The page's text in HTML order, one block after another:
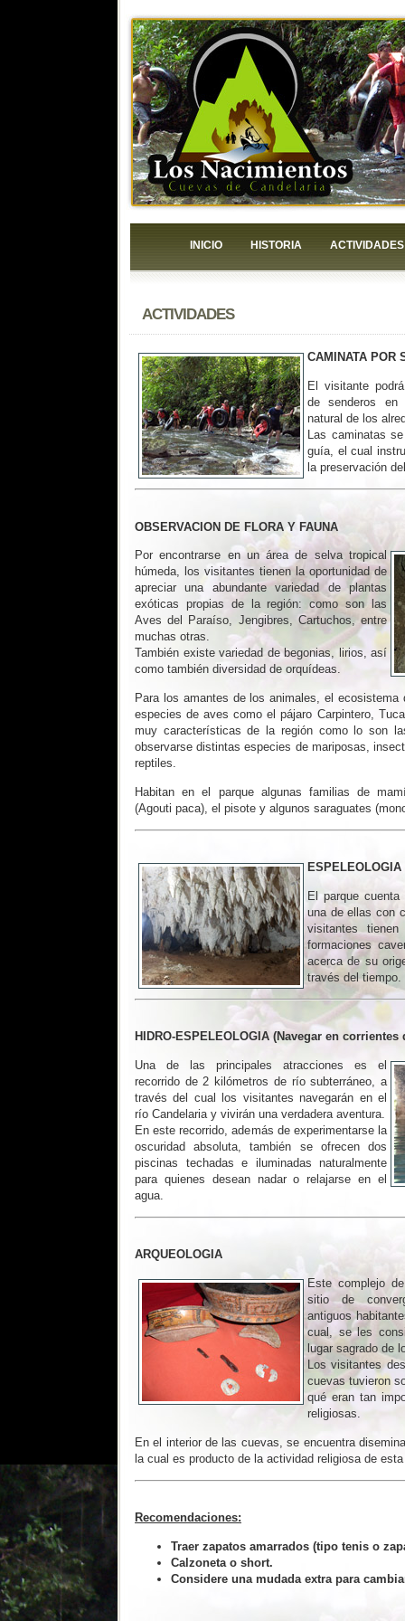
INICIO HISTORIA ACTIVIDADES
ACTIVIDADES
CAMINATA POR
El visitante
de senderos en
natural de los
Las caminatas
guía, el cual
la preservación
OBSERVACION DE FLORA Y FAUNA
Por encontrarse en un área de selva tropical
húmeda, los visitantes tienen la oportunidad de
apreciar una abundante variedad de plantas
exóticas propias de la región: como son las
Aves del Paraíso, Jengibres, Cartuchos, entre
muchas otras.
También existe variedad de begonias, lirios, así
como también diversidad de orquídeas.
Para los amantes de los animales, el ecosistema
especies de aves como el pájaro Carpintero,
muy características de la región como lo son
observarse distintas especies de mariposas,
reptiles.
Habitan en el parque algunas familias de
(Agouti paca), el pisote y algunos saraguates
El parque
una de ellas con
visitantes
formaciones
acerca de su
través del tiempo.
HIDRO-ESPELEOLOGIA (Navegar en
Una de las principales atracciones es el
recorrido de 2 kilómetros de río subterráneo, a
través del cual los visitantes navegarán en el
río Candelaria y vivirán una verdadera aventura.
En este recorrido, además de experimentarse la
oscuridad absoluta, también se ofrecen dos
piscinas techadas e iluminadas naturalmente
para quienes desean nadar o relajarse en el
agua.
ARQUEOLOGIA
Este complejo
sitio de
antiguos
cual, se les
lugar sagrado de
Los visitantes
cuevas tuvieron
qué eran tan
religiosas.
En el interior de las cuevas, se encuentra
la cual es producto de la actividad religiosa de
Recomendaciones:
Traer zapatos amarrados (tipo tenis o
Calzoneta o short.
Considere una mudada extra para